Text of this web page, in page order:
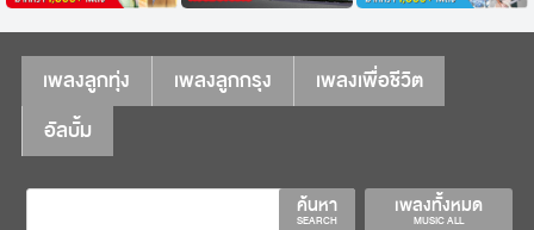
เพลงลูกทุ่ง เพลงลูกกรุง
เพลงเพื่อชีวิต
อัลบั้ม
เพลงทั้งหมด
MUSIC ALL
ค้นหา
SEARCH